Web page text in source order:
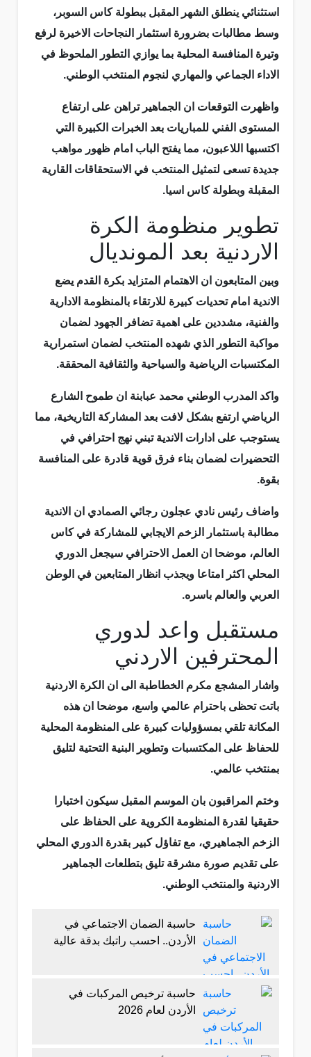
استثنائي ينطلق الشهر المقبل ببطولة كاس السوبر،
وسط مطالبات بضرورة استثمار النجاحات الاخيرة لرفع
وتيرة المنافسة المحلية بما يوازي التطور الملحوظ في
الاداء الجماعي والمهاري لنجوم المنتخب الوطني.
واظهرت التوقعات ان الجماهير تراهن على ارتفاع
المستوى الفني للمباريات بعد الخبرات الكبيرة التي
اكتسبها اللاعبون، مما يفتح الباب امام ظهور مواهب
جديدة تسعى لتمثيل المنتخب في الاستحقاقات القارية
المقبلة وبطولة كاس اسيا.
تطوير منظومة الكرة
الاردنية بعد المونديال
وبين المتابعون ان الاهتمام المتزايد بكرة القدم يضع
الاندية امام تحديات كبيرة للارتقاء بالمنظومة الادارية
والفنية، مشددين على اهمية تضافر الجهود لضمان
مواكبة التطور الذي شهده المنتخب لضمان استمرارية
المكتسبات الرياضية والسياحية والثقافية المحققة.
واكد المدرب الوطني محمد عبابنة ان طموح الشارع
الرياضي ارتفع بشكل لافت بعد المشاركة التاريخية، مما
يستوجب على ادارات الاندية تبني نهج احترافي في
التحضيرات لضمان بناء فرق قوية قادرة على المنافسة
بقوة.
واضاف رئيس نادي عجلون رجائي الصمادي ان الاندية
مطالبة باستثمار الزخم الايجابي للمشاركة في كاس
العالم، موضحا ان العمل الاحترافي سيجعل الدوري
المحلي اكثر امتاعا ويجذب انظار المتابعين في الوطن
العربي والعالم باسره.
مستقبل واعد لدوري
المحترفين الاردني
واشار المشجع مكرم الخطاطبة الى ان الكرة الاردنية
باتت تحظى باحترام عالمي واسع، موضحا ان هذه
المكانة تلقي بمسؤوليات كبيرة على المنظومة المحلية
للحفاظ على المكتسبات وتطوير البنية التحتية لتليق
بمنتخب عالمي.
وختم المراقبون بان الموسم المقبل سيكون اختبارا
حقيقيا لقدرة المنظومة الكروية على الحفاظ على
الزخم الجماهيري، مع تفاؤل كبير بقدرة الدوري المحلي
على تقديم صورة مشرقة تليق بتطلعات الجماهير
الاردنية والمنتخب الوطني.
حاسبة الضمان الاجتماعي في
الأردن.. احسب راتبك بدقة عالية
حاسبة ترخيص المركبات في
الأردن لعام 2026